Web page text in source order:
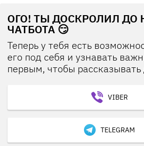
ОГО! ТЫ ДОСКРОЛИЛ ДО
ЧАТБОТА 😏
Теперь у тебя есть
его под себя и узнавать
первым, чтобы рассказывать
VIBER
TELEGRAM